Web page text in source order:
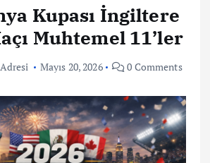
Kupası İngiltere
Muhtemel 11’ler
Mayıs 20, 2026 0 Comments